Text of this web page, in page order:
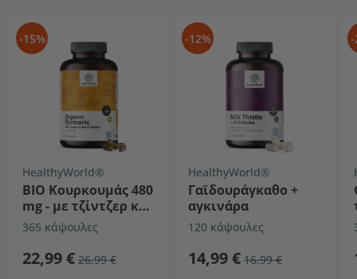
-15%
HealthyWorld®
ΒΙΟ Κουρκουμάς 480
mg - με τζίντζερ και
μαύρο πιπέρι
365 κάψουλες
22,99 € 26,99 €
-12%
HealthyWorld®
Γαϊδουράγκαθο +
αγκινάρα
120 κάψουλες
14,99 € 16,99 €
-